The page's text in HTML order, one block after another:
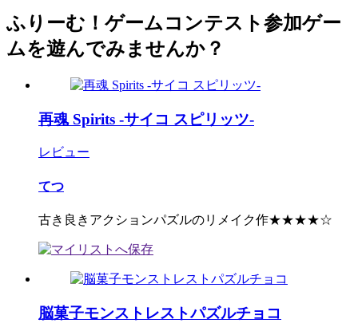
ふりーむ！ゲームコンテスト参加ゲー
ムを遊んでみませんか？
再魂 Spirits -サイコ スピリッツ-
レビュー
てつ
古き良きアクションパズルのリメイク作★★★★☆
脳菓子モンストレストパズルチョコ